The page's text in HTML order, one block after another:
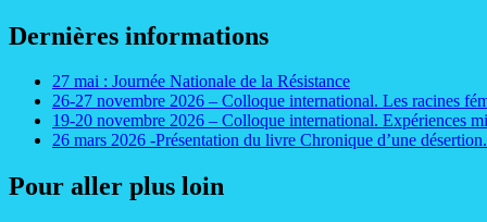
Dernières informations
27 mai : Journée Nationale de la Résistance
26-27 novembre 2026 – Colloque international. Les racines
19-20 novembre 2026 – Colloque international. Expériences
26 mars 2026 -Présentation du livre Chronique d’une
Pour aller plus loin